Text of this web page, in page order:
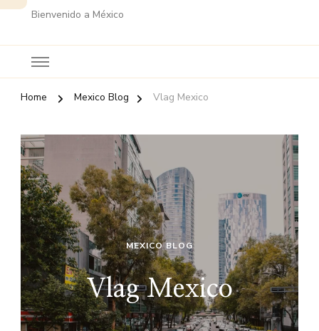
Bienvenido a México
Home Mexico Blog Vlag Mexico
MEXICO BLOG
Vlag Mexico